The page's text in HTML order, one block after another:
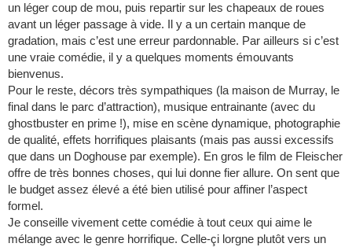
un léger coup de mou, puis repartir sur les chapeaux de roues
avant un léger passage à vide. Il y a un certain manque de
gradation, mais c’est une erreur pardonnable. Par ailleurs si c’est
une vraie comédie, il y a quelques moments émouvants
bienvenus.
Pour le reste, décors très sympathiques (la maison de Murray, le
final dans le parc d’attraction), musique entrainante (avec du
ghostbuster en prime !), mise en scène dynamique, photographie
de qualité, effets horrifiques plaisants (mais pas aussi excessifs
que dans un Doghouse par exemple). En gros le film de Fleischer
offre de très bonnes choses, qui lui donne fier allure. On sent que
le budget assez élevé a été bien utilisé pour affiner l’aspect
formel.
Je conseille vivement cette comédie à tout ceux qui aime le
mélange avec le genre horrifique. Celle-çi lorgne plutôt vers un